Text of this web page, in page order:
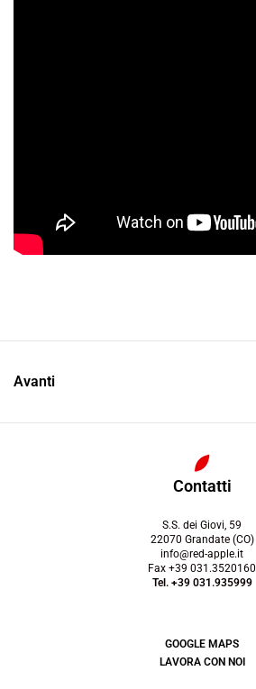
Avanti
Contatti
S.S. dei Giovi, 59
22070 Grandate (CO)
info@red-apple.it
Fax +39 031.3520160
Tel. +39 031.935999
GOOGLE MAPS
LAVORA CON NOI